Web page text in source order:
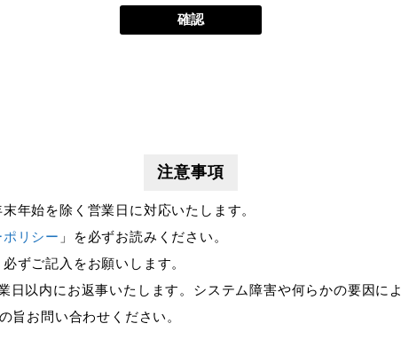
注意事項
年始を除く営業日に対応いたします。
リシー 」を必ずお読みください。
ずご記入をお願いします。
日以内にお返事いたします。システム障害や何らかの要因に
旨お問い合わせください。